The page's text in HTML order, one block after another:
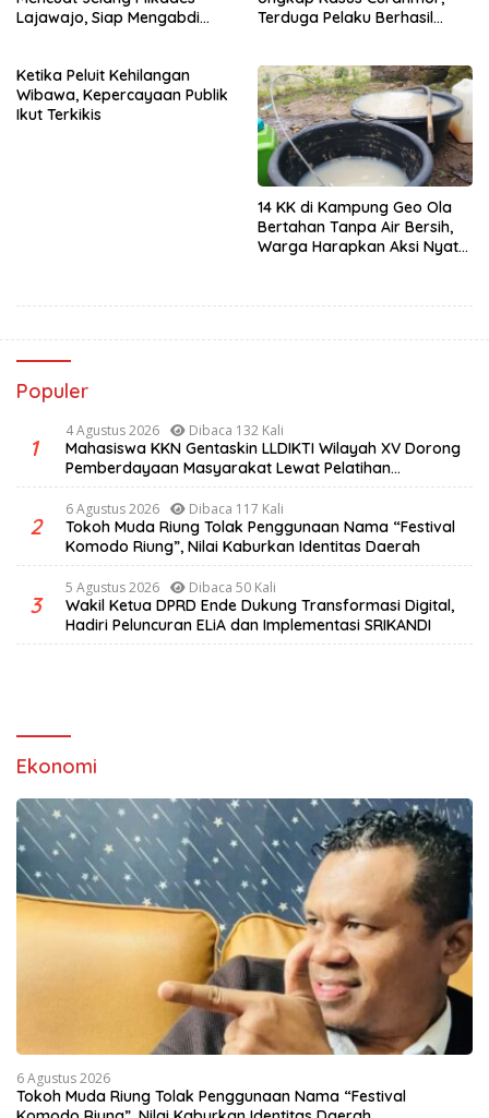
Lajawajo, Siap Mengabdi
Terduga Pelaku Berhasil
Ketika Peluit Kehilangan
Wibawa, Kepercayaan Publik
Ikut Terkikis
14 KK di Kampung Geo Ola
Bertahan Tanpa Air Bersih,
Warga Harapkan Aksi Nyata
Populer
1
4 Agustus 2026 Dibaca 132 Kali
Mahasiswa KKN Gentaskin LLDIKTI Wilayah XV Dorong
Pemberdayaan Masyarakat Lewat Pelatihan
Pengolahan Hasil Alam di Desa Sisir
2
6 Agustus 2026 Dibaca 117 Kali
Tokoh Muda Riung Tolak Penggunaan Nama “Festival
Komodo Riung”, Nilai Kaburkan Identitas Daerah
3
5 Agustus 2026 Dibaca 50 Kali
Wakil Ketua DPRD Ende Dukung Transformasi Digital,
Hadiri Peluncuran ELiA dan Implementasi SRIKANDI
Ekonomi
6 Agustus 2026
Tokoh Muda Riung Tolak Penggunaan Nama “Festival